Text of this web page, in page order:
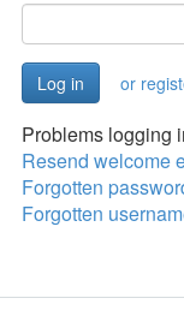
or
Problems logging
Resend welcome
Forgotten
Forgotten